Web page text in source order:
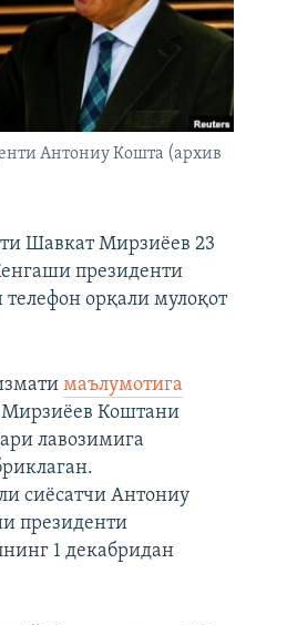
Антониу Кошта (архив
Шавкат Мирзиёев 23
президенти
орқали мулоқот
маълумотига
Мирзиёев Коштани
лавозимига
сиёсатчи Антониу
президенти
1 декабридан